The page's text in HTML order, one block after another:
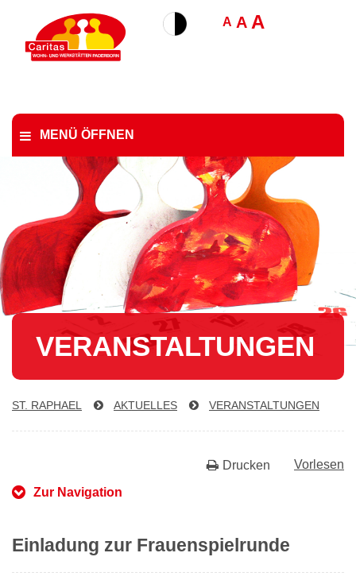
A A A
MENÜ ÖFFNEN
VER­AN­STAL­TUN­GEN
ST. RAPHAEL AKTUELLES VER­AN­STAL­TUN­GEN
Vorlesen
Drucken
Zur Navigation
Einladung zur Frauenspielrunde